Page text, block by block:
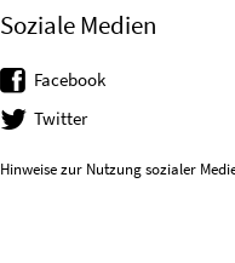
Soziale Medien
Facebook
Twitter
Hinweise zur Nutzung sozialer